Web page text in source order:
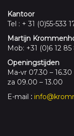
Kantoor
Tel : + 31 (0)55-533
Martijn
Mob: +31 (0)6 12
Openingstijden
Ma-vr 07.30 – 16.30
za 09.00 – 13.00
E-mail :